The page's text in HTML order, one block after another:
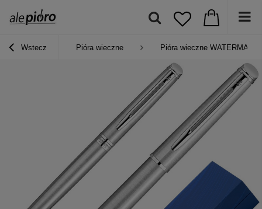
Wstecz Pióra wieczne Pióra wieczne WATERMAN